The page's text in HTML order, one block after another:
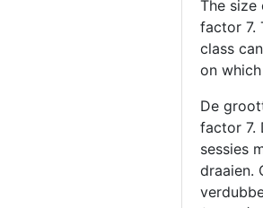
The size
factor 7.
class
on
De
factor 7.
sessies
draaien.